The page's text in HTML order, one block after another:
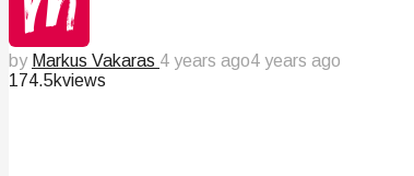
by Markus Vakaras 4 years ago4 years ago
174.5kviews